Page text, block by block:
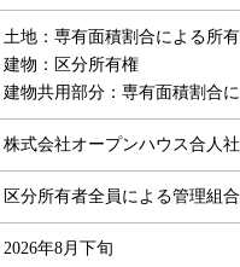
土地：専有面積割合による所
建物：区分所有権
建物共用部分：専有面積割合
株式会社オープンハウス合人
区分所有者全員による管理組
2026年8月下旬